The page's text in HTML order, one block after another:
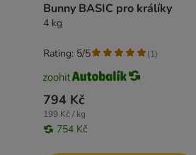
Bunny BASIC pro králíky
4 kg
794 Kč
199 Kč / kg
754 Kč
Rating: 5/5 (1)